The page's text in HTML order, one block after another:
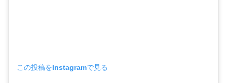
この投稿をInstagramで見る